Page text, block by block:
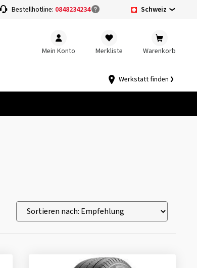
Bestellhotline: 0848234234 Schweiz
Mein Konto Merkliste Warenkorb
Werkstatt finden